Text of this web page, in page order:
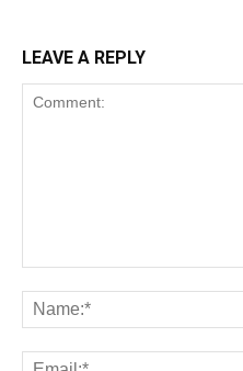
LEAVE A REPLY